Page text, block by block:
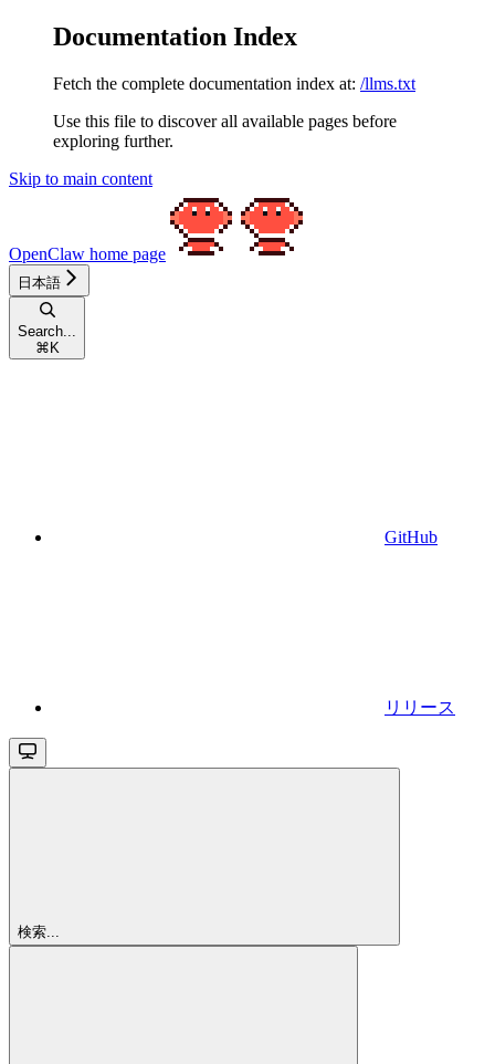
Documentation Index
Fetch the complete documentation index at: /llms.txt
Use this file to discover all available pages before
exploring further.
Skip to main content
OpenClaw home page
日本語
Search...
⌘ K
GitHub
リリース
検索...